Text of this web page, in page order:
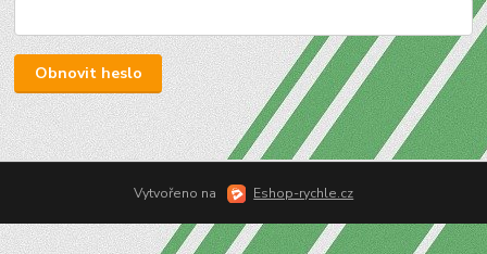
Obnovit heslo
Vytvořeno na Eshop-rychle.cz